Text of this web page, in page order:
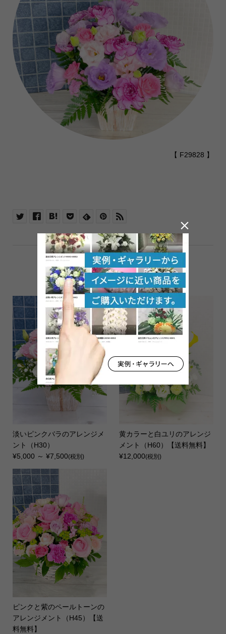
【 F29828 】
紹介アイテム
淡いピンクバラのアレンジメ
ント（H30）
¥5,000 ～ ¥7,500(税別)
黄カラーと白ユリのアレンジ
メント（H60）【送料無料】
¥12,000(税別)
ピンクと紫のペールトーンの
アレンジメント（H45）【送
料無料】
